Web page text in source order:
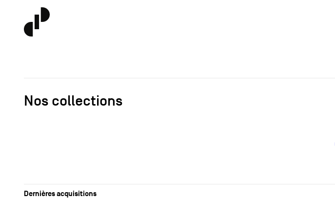
Nos collections
Dernières acquisitions